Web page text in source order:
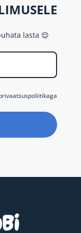
lasta 😌